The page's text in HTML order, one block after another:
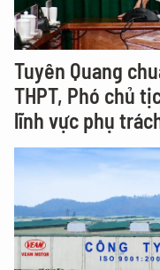
Tuyên Quang
THPT, Phó chủ
lĩnh vực phụ